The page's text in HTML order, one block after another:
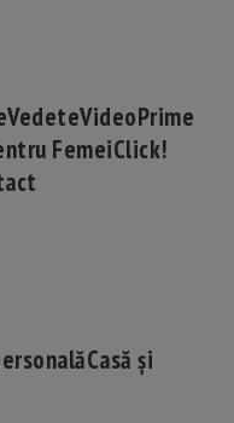
VedeteVideoPrime
FemeiClick!
Casă și